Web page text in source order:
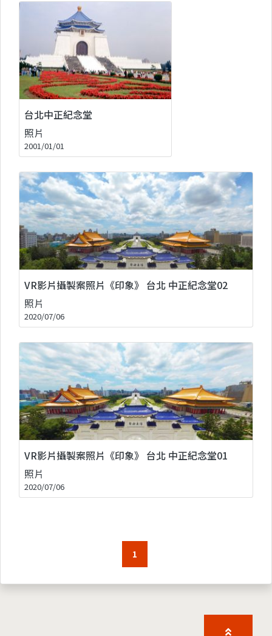
台北中正紀念堂
照片
2001/01/01
VR影片攝製案照片《印象》 台北 中正紀念堂02
照片
2020/07/06
VR影片攝製案照片《印象》 台北 中正紀念堂01
照片
2020/07/06
1